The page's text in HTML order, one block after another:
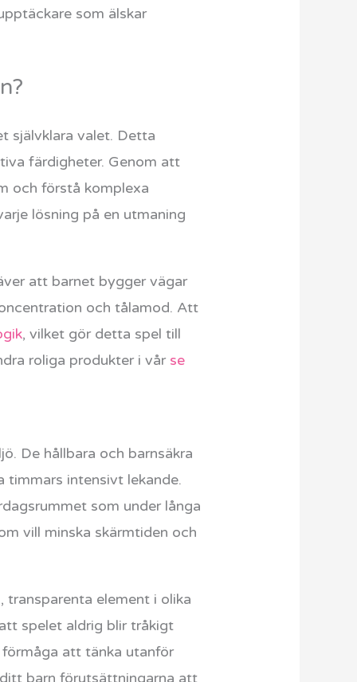
som älskar
självklara valet. Detta
färdigheter. Genom att
och förstå komplexa
lösning på en utmaning
att barnet bygger vägar
och tålamod. Att
, vilket gör detta spel till
roliga produkter i vår se
De hållbara och barnsäkra
intensivt lekande.
som under långa
vill minska skärmtiden och
transparenta element i olika
spelet aldrig blir tråkigt
att tänka utanför
barn förutsättningarna att